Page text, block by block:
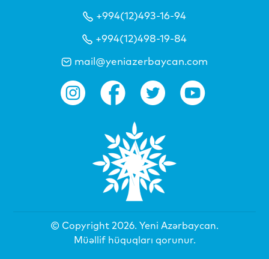
+994(12)493-16-94
+994(12)498-19-84
mail@yeniazerbaycan.com
© Copyright 2026. Yeni Azərbaycan.
Müəllif hüquqları qorunur.